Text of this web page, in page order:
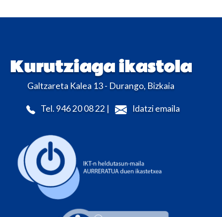
Kurutziaga ikastola
Galtzareta Kalea 13 - Durango, Bizkaia
Tel. 946 20 08 22 | Idatzi emaila